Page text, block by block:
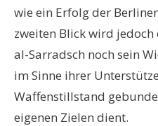
wie ein Erfolg der
zweiten Blick wird
al-Sarradsch noch sein
im Sinne ihrer
Waffenstillstand
eigenen Zielen dient.